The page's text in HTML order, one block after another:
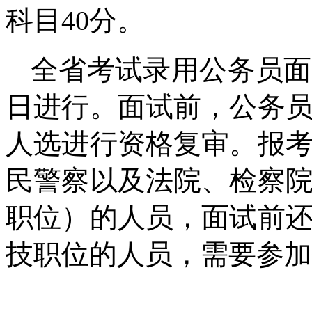
科目40分。
全省考试录用公务员
日进行。面试前，公务
人选进行资格复审。报
民警察以及法院、检察
职位）的人员，面试前
技职位的人员，需要参